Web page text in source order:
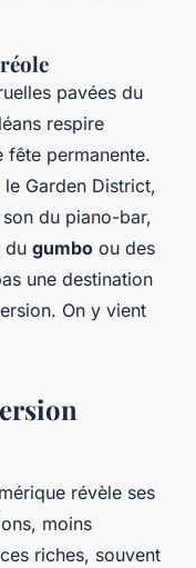
pavées du
respire
fête permanente.
Garden District,
du piano-bar,
du gumbo ou des
une destination
On y vient
révèle ses
moins
riches, souvent